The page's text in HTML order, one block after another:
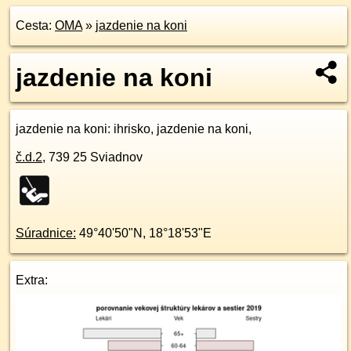
Cesta: OMA» jazdenie na koni
jazdenie na koni
jazdenie na koni: ihrisko, jazdenie na koni,
č.d.2, 739 25 Sviadnov
Súradnice: 49°40'50"N , 18°18'53"E
Extra: